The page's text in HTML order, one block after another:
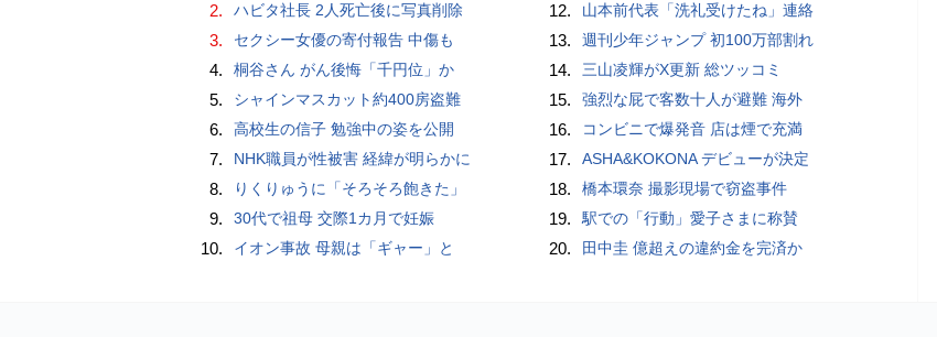
2. ハビタ社長 2人死亡後に写真削除
3. セクシー女優の寄付報告 中傷も
4. 桐谷さん がん後悔「千円位」か
5. シャインマスカット約400房盗難
6. 高校生の信子 勉強中の姿を公開
7. NHK職員が性被害 経緯が明らかに
8. りくりゅうに「そろそろ飽きた」
9. 30代で祖母 交際1カ月で妊娠
10. イオン事故 母親は「ギャー」と
12. 山本前代表「洗礼受けたね」連絡
13. 週刊少年ジャンプ 初100万部割れ
14. 三山凌輝がX更新 総ツッコミ
15. 強烈な屁で客数十人が避難 海外
16. コンビニで爆発音 店は煙で充満
17. ASHA&KOKONA デビューが決定
18. 橋本環奈 撮影現場で窃盗事件
19. 駅での「行動」愛子さまに称賛
20. 田中圭 億超えの違約金を完済か